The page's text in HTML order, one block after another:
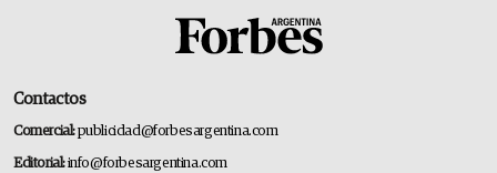
Contactos
Comercial:publicidad@forbesargentina.com
Editorial:info@forbesargentina.com